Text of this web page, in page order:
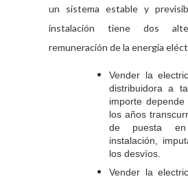
un sistema estable y
instalación tiene dos
remuneración de la energía
Vender la
distribuidora a
importe
los años
de puesta
instalación,
los desvíos.
Vender la